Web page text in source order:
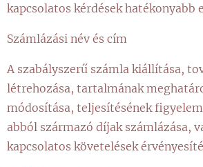
kapcsolatos kérdések hatékonyabb
Számlázási név és cím
A szabályszerű számla kiállítása,
létrehozása, tartalmának
módosítása, teljesítésének
abból származó díjak számlázása,
kapcsolatos követelések